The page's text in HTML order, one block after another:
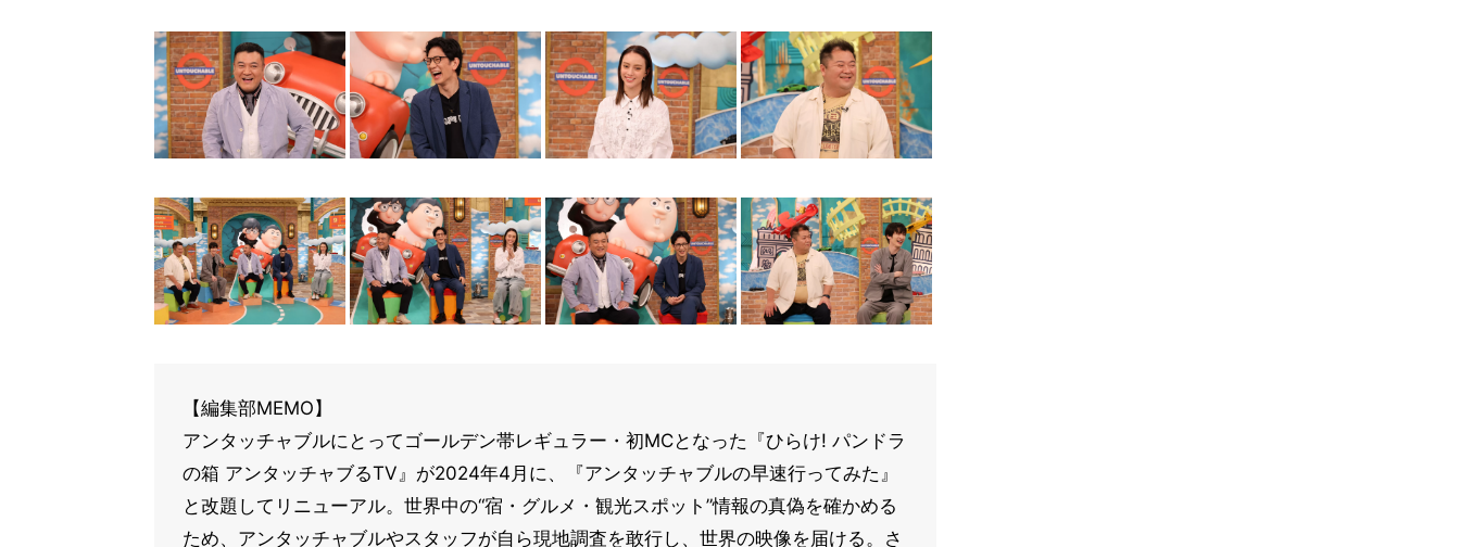
【編集部MEMO】
アンタッチャブルにとってゴールデン帯レギュラー・初MCとなった『ひらけ! パンドラ
の箱 アンタッチャブるTV』が2024年4月に、『アンタッチャブルの早速行ってみた』
と改題してリニューアル。世界中の“宿・グルメ・観光スポット”情報の真偽を確かめる
ため、アンタッチャブルやスタッフが自ら現地調査を敢行し、世界の映像を届ける。さ